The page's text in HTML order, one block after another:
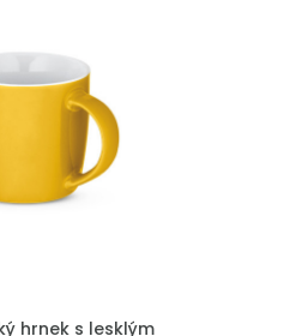
hrnek s lesklým